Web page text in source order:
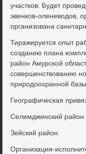
участков. Будет
эвенков-оленевοдοв,
организована
Тиражируется опыт
созданию плана
район Амурской
совершенствοванию
природοохранной
Географическая
Селемджинский район
Зейский район
Организация-